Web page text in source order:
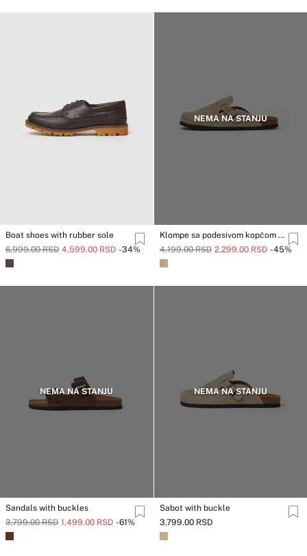
Boat shoes with rubber sole
6,999.00 RSD 4,599.00 RSD -34%
NEMA NA STANJU
Klompe sa podesivom kopčom od somota
4,199.00 RSD 2,299.00 RSD -45%
NEMA NA STANJU
Sandals with buckles
3,799.00 RSD 1,499.00 RSD -61%
NEMA NA STANJU
Sabot with buckle
3,799.00 RSD